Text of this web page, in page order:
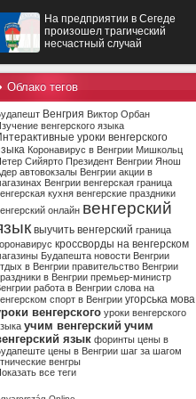
На предприятии в Сегеде
произошел трагический
несчастный случай
Облако тегов
Венгрия Виктор Орбан
венгерского языка
уроки венгерского
Коронавирус в Венгрии Мишкольц
Сийярто Президент Венгрии Янош
автовокзалы Венгрии акции в
Венгрии венгерская граница
кухня венгерские праздники
онлайн венгерский
выучить венгерский граница
кроссворды на венгерском
Будапешта новости Венгрии
в Венгрии правительство Венгрии
в Венгрии премьер-министр
работа в Венгрии слова на
спорт в Венгрии угорська мова
венгерского уроки венгерского
учим венгерский учим
язык форинты цены в
цены в Венгрии шаг за шагом
венгры
все теги